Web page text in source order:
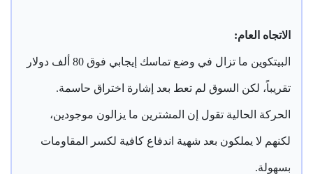
الاتجاه العام:
البيتكوين ما تزال في وضع تماسك إيجابي فوق 80 ألف دولار
تقريباً، لكن السوق لم تعط بعد إشارة اختراق حاسمة.
الحركة الحالية تقول إن المشترين ما يزالون موجودين،
لكنهم لا يملكون بعد شهية اندفاع كافية لكسر المقاومات
بسهولة.